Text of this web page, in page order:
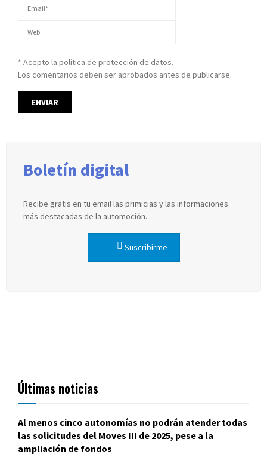
* Acepto la política de protección de datos.
Los comentarios deben ser aprobados antes de publicarse.
Boletín digital
Recibe gratis en tu email las primicias y las informaciones
más destacadas de la automoción.
Suscribirme
Últimas noticias
Al menos cinco autonomías no podrán atender todas
las solicitudes del Moves III de 2025, pese a la
ampliación de fondos